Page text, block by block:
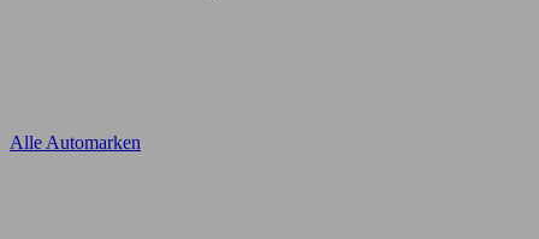
Alle Automarken